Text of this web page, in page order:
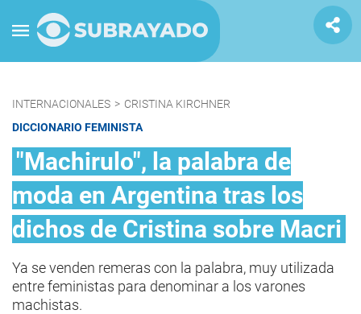
INTERNACIONALES > CRISTINA KIRCHNER
DICCIONARIO FEMINISTA
"Machirulo", la palabra de
moda en Argentina tras los
dichos de Cristina sobre Macri
Ya se venden remeras con la palabra, muy utilizada
entre feministas para denominar a los varones
machistas.